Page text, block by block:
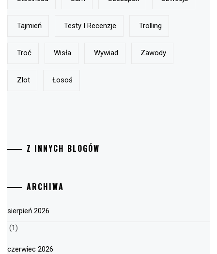
Tajmień Testy I Recenzje Trolling
Troć Wisła Wywiad Zawody
Zlot Łosoś
Z INNYCH BLOGÓW
ARCHIWA
sierpień 2026
(1)
czerwiec 2026